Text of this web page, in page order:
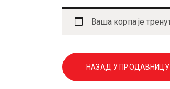
Ваша корпа је
НАЗАД У ПРОДАВНИЦУ